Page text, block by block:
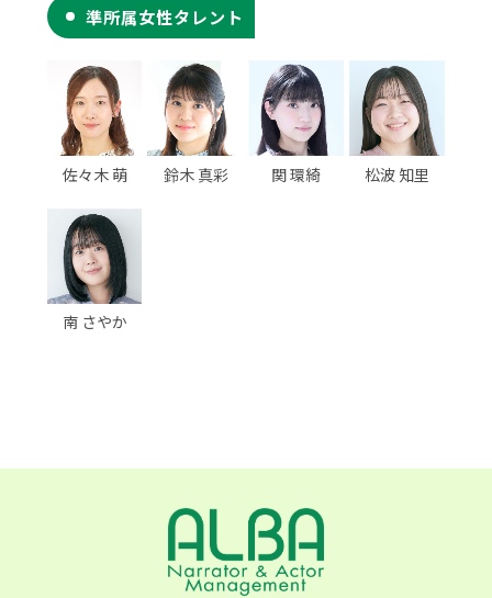
準所属女性タレント
佐々木 萌 鈴木 真彩 関 環綺 松波 知里
南 さやか